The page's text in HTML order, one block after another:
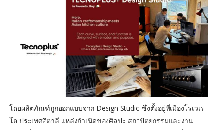
โดยผลิตภัณฑ์ถูกออกแบบจาก Design Studio ซึ่งตั้งอยู่ที่เมืองโรเวเร
โต ประเทศอิตาลี แหล่งกำเนิดของศิลปะ สถาปัตยกรรมและงาน